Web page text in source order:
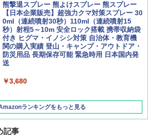
[キャンパーズコレクション 山善] 傘みたいに
広げるだけ パッとサッとテント キューブワ
イド ブラックコーティング フルクローズ メ
ッシュ 4人用 簡単設置 ポップアップテント P
ATCW-150B エクルベージュ
￥-
熊撃退スプレー 熊よけスプレー 熊スプレー
【日本企業販売】超強力クマ対策スプレー 30
0ml（連続噴射30秒）110ml（連続噴射15
秒）射程5～10m 安全ロック搭載 携帯収納袋
付き ヒグマ・イノシシ対策 自治体・教育機
関の購入実績 登山・キャンプ・アウトドア・
防災用品 長期保存可能 緊急時用 日本国内発
送
￥3,680
ランキングをもっと見る
記事